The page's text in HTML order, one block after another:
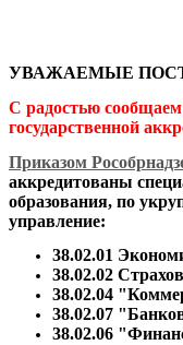
УВАЖАЕМЫЕ
С радостью
государственной
Приказом
аккредитованы
образования, по
управление:
38.02.01
38.02.02
38.02.04
38.02.07
38.02.06